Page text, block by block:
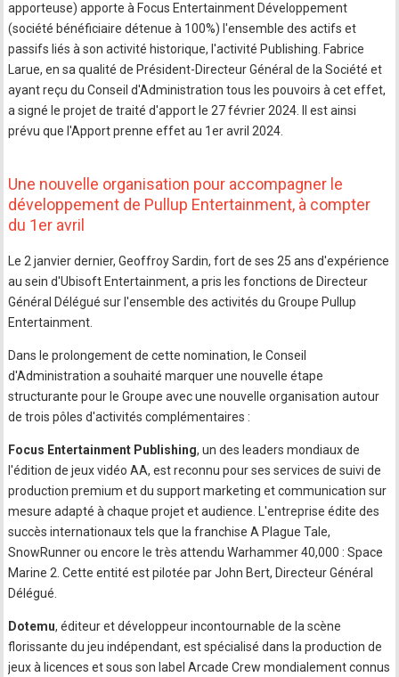
apporteuse) apporte à Focus Entertainment Développement
(société bénéficiaire détenue à 100%) l'ensemble des actifs et
passifs liés à son activité historique, l'activité Publishing. Fabrice
Larue, en sa qualité de Président-Directeur Général de la Société et
ayant reçu du Conseil d'Administration tous les pouvoirs à cet effet,
a signé le projet de traité d'apport le 27 février 2024. Il est ainsi
prévu que l'Apport prenne effet au 1er avril 2024.
Une nouvelle organisation pour accompagner le
développement de Pullup Entertainment, à compter
du 1er avril
Le 2 janvier dernier, Geoffroy Sardin, fort de ses 25 ans d'expérience
au sein d'Ubisoft Entertainment, a pris les fonctions de Directeur
Général Délégué sur l'ensemble des activités du Groupe Pullup
Entertainment.
Dans le prolongement de cette nomination, le Conseil
d'Administration a souhaité marquer une nouvelle étape
structurante pour le Groupe avec une nouvelle organisation autour
de trois pôles d'activités complémentaires :
Focus Entertainment Publishing, un des leaders mondiaux de
l'édition de jeux vidéo AA, est reconnu pour ses services de suivi de
production premium et du support marketing et communication sur
mesure adapté à chaque projet et audience. L'entreprise édite des
succès internationaux tels que la franchise A Plague Tale,
SnowRunner ou encore le très attendu Warhammer 40,000 : Space
Marine 2. Cette entité est pilotée par John Bert, Directeur Général
Délégué.
Dotemu, éditeur et développeur incontournable de la scène
florissante du jeu indépendant, est spécialisé dans la production de
jeux à licences et sous son label Arcade Crew mondialement connus